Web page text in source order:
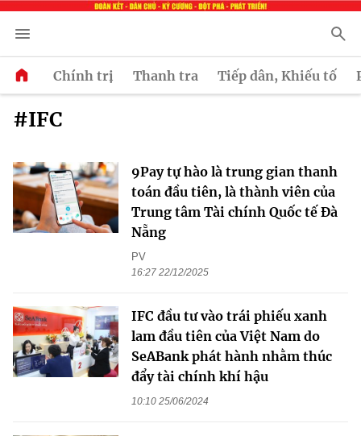
Chính trị Thanh tra Tiếp dân, Khiếu tố
#IFC
9Pay tự hào là trung gian thanh
toán đầu tiên, là thành viên của
Trung tâm Tài chính Quốc tế Đà
Nẵng
PV
16:27 22/12/2025
IFC đầu tư vào trái phiếu xanh
lam đầu tiên của Việt Nam do
SeABank phát hành nhằm thúc
đẩy tài chính khí hậu
10:10 25/06/2024